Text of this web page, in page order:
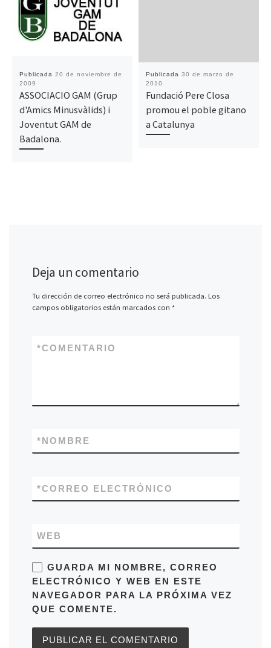
Publicada 20 de noviembre de
2009
ASSOCIACIO GAM (Grup
d'Amics Minusvàlids) i
Joventut GAM de
Badalona.
Publicada 30 de marzo de
2010
Fundació Pere Closa
promou el poble gitano
a Catalunya
Deja un comentario
Tu dirección de correo electrónico no será publicada. Los
campos obligatorios están marcados con *
COMENTARIO
*
NOMBRE
*
CORREO ELECTRÓNICO
*
WEB
GUARDA MI NOMBRE, CORREO
ELECTRÓNICO Y WEB EN ESTE
NAVEGADOR PARA LA PRÓXIMA VEZ
QUE COMENTE.